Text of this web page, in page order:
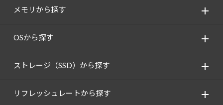
メモリから探す
OSから探す
ストレージ（SSD）から探す
リフレッシュレートから探す